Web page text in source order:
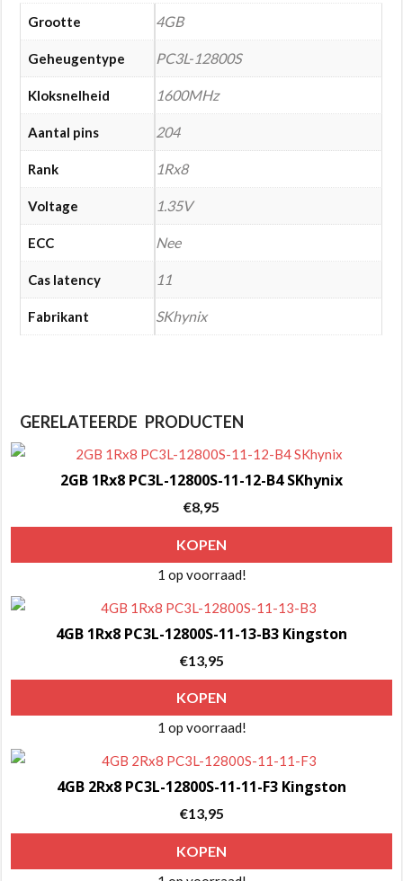
Grootte 4GB
Geheugentype PC3L-12800S
Kloksnelheid 1600MHz
Aantal pins 204
Rank 1Rx8
Voltage 1.35V
ECC Nee
Cas latency 11
Fabrikant SKhynix
GERELATEERDE PRODUCTEN
2GB 1Rx8 PC3L-12800S-11-12-B4 SKhynix
€8,95
KOPEN
1 op voorraad!
4GB 1Rx8 PC3L-12800S-11-13-B3 Kingston
€13,95
KOPEN
1 op voorraad!
4GB 2Rx8 PC3L-12800S-11-11-F3 Kingston
€13,95
KOPEN